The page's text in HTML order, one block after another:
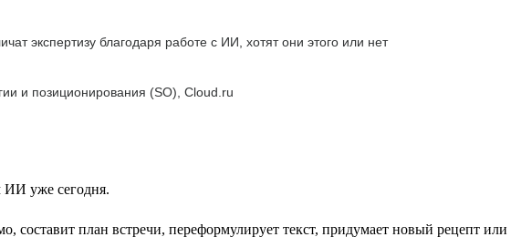
экспертизу благодаря работе с ИИ, хотят они этого или нет
и позиционирования (SO), Cloud.ru
ИИ уже сегодня.
план встречи, переформулирует текст, придумает новый рецепт или